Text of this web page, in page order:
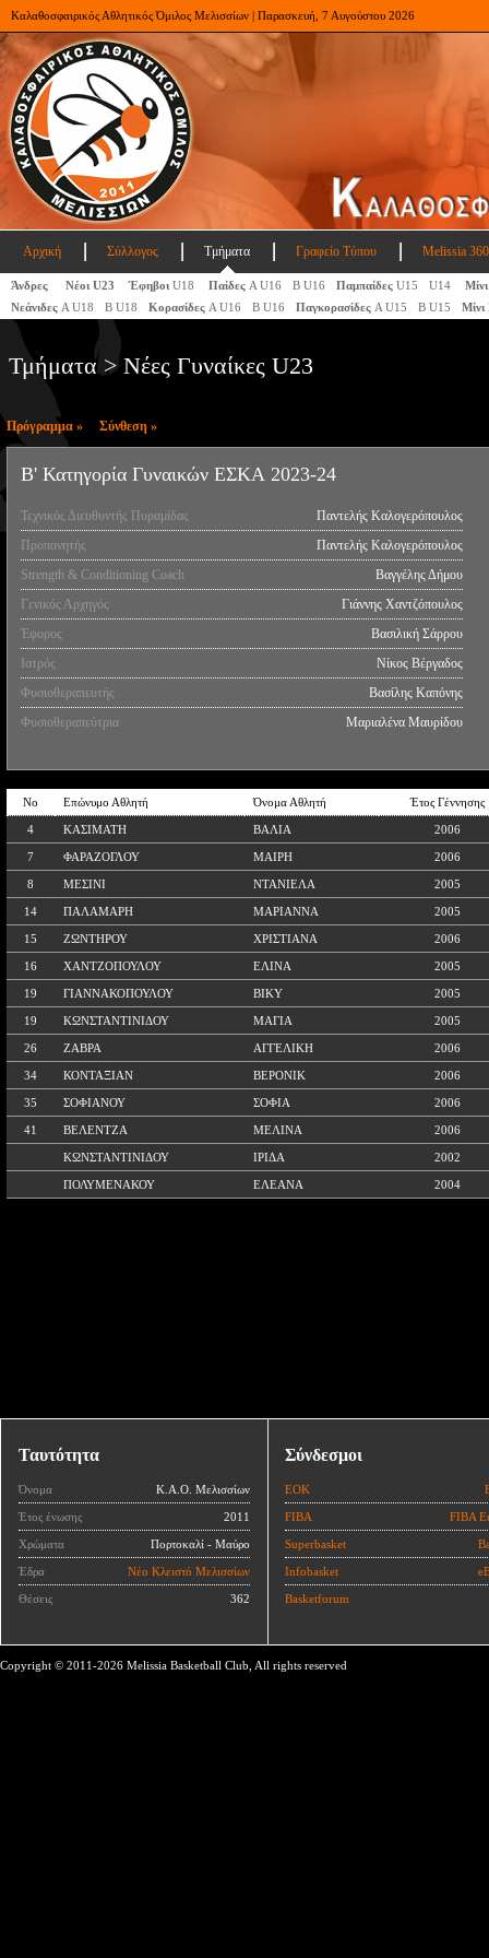
Καλαθοσφαιρικός Αθλητικός Όμιλος Μελισσίων | Παρασκευή, 7 Αυγούστου 2026
Αρχική Σύλλογος Τμήματα Γραφείο Τύπου Melissia
Άνδρες Νέοι U23 Έφηβοι U18 Παίδες Α U16 Β U16 Παμπαίδες U15 U14
Νεάνιδες Α U18 Β U18 Κορασίδες Α U16 Β U16 Παγκορασίδες A U15 Β U15
Τμήματα > Νέες Γυναίκες U23
Πρόγραμμα » Σύνθεση »
Β' Κατηγορία Γυναικών ΕΣΚΑ 2023-24
Τεχνικός Διευθυντής Πυραμίδας
Παντελής Καλογερόπουλος
Προπονητής
Παντελής Καλογερόπουλος
Strength & Conditioning Coach
Βαγγέλης Δήμου
Γενικός Αρχηγός
Γιάννης Χαντζόπουλος
Έφορος
Βασιλική Σάρρου
Ιατρός
Νίκος Βέργαδος
Φυσιοθεραπευτής
Βασίλης Καπόνης
Φυσιοθεραπεύτρια
Μαριαλένα Μαυρίδου
No Επώνυμο Αθλητή Όνομα Αθλητή Έτος Γέννησης
4 ΚΑΣΙΜΑΤΗ ΒΑΛΙΑ 2006
7 ΦΑΡΑΖΟΓΛΟΥ ΜΑΙΡΗ 2006
8 ΜΕΣΙΝΙ ΝΤΑΝΙΕΛΑ 2005
14 ΠΑΛΑΜΑΡΗ ΜΑΡΙΑΝΝΑ 2005
15 ΖΩΝΤΗΡΟΥ ΧΡΙΣΤΙΑΝΑ 2006
16 ΧΑΝΤΖΟΠΟΥΛΟΥ ΕΛΙΝΑ 2005
19 ΓΙΑΝΝΑΚΟΠΟΥΛΟΥ ΒΙΚΥ 2005
19 ΚΩΝΣΤΑΝΤΙΝΙΔΟΥ ΜΑΓΙΑ 2005
26 ΖΑΒΡΑ ΑΓΓΕΛΙΚΗ 2006
34 ΚΟΝΤΑΞΙΑΝ ΒΕΡΟΝΙΚ 2006
35 ΣΟΦΙΑΝΟΥ ΣΟΦΙΑ 2006
41 ΒΕΛΕΝΤΖΑ ΜΕΛΙΝΑ 2006
ΚΩΝΣΤΑΝΤΙΝΙΔΟΥ ΙΡΙΔΑ 2002
ΠΟΛΥΜΕΝΑΚΟΥ ΕΛΕΑΝΑ 2004
Ταυτότητα
Όνομα Κ.Α.Ο. Μελισσίων
Έτος ένωσης 2011
Χρώματα Πορτοκαλί - Μαύρο
Έδρα Νέο Κλειστό Μελισσίων
Θέσεις 362
Σύνδεσμοι
ΕΟΚ
FIBA FIBA
Superbasket
Infobasket
Basketforum
Copyright © 2011-2026 Melissia Basketball Club, All rights reserved